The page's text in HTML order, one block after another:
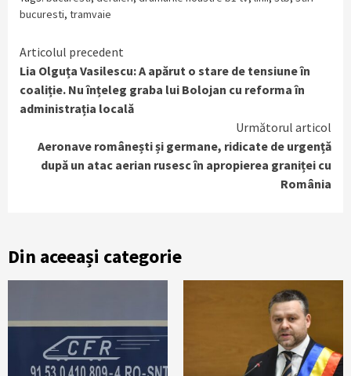
bucuresti, tramvaie
Continue
Reading
Articolul precedent
Lia Olguța Vasilescu: A apărut o stare de tensiune în
coaliție. Nu înțeleg graba lui Bolojan cu reforma în
administrația locală
Următorul articol
Aeronave românești și germane, ridicate de urgență
după un atac aerian rusesc în apropierea graniței cu
România
Din aceeași categorie